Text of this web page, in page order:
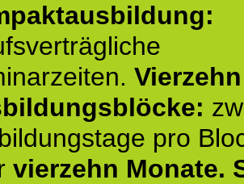
Vierzehn
pro
vierzehn Monate.